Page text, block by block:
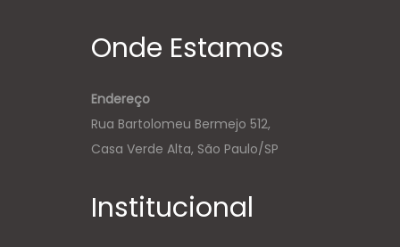
Onde Estamos
Endereço
Rua Bartolomeu Bermejo 512,
Casa Verde Alta, São Paulo/SP
Institucional